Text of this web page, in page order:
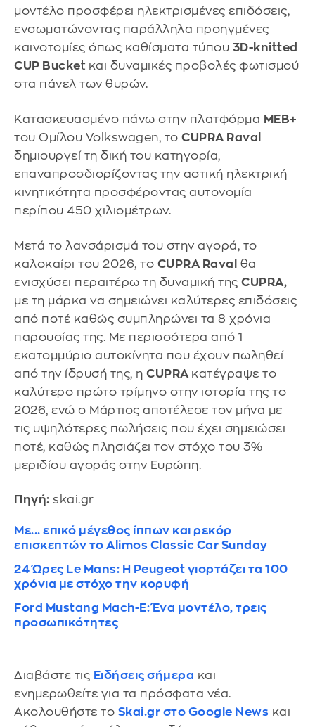
μοντέλο προσφέρει ηλεκτρισμένες επιδόσεις,
ενσωματώνοντας παράλληλα προηγμένες
καινοτομίες όπως καθίσματα τύπου 3D-knitted
CUP Bucket και δυναμικές προβολές φωτισμού
στα πάνελ των θυρών.
Κατασκευασμένο πάνω στην πλατφόρμα MEB+
του Ομίλου Volkswagen, το CUPRA Raval
δημιουργεί τη δική του κατηγορία,
επαναπροσδιορίζοντας την αστική ηλεκτρική
κινητικότητα προσφέροντας αυτονομία
περίπου 450 χιλιομέτρων.
Μετά το λανσάρισμά του στην αγορά, το
καλοκαίρι του 2026, το CUPRA Raval
θα
ενισχύσει περαιτέρω τη δυναμική της CUPRA,
με τη μάρκα να σημειώνει καλύτερες επιδόσεις
από ποτέ καθώς συμπληρώνει τα 8 χρόνια
παρουσίας της. Με περισσότερα από 1
εκατομμύριο αυτοκίνητα που έχουν πωληθεί
από την ίδρυσή της, η CUPRA κατέγραψε το
καλύτερο πρώτο τρίμηνο στην ιστορία της το
2026, ενώ ο Μάρτιος αποτέλεσε τον μήνα με
τις υψηλότερες πωλήσεις που έχει σημειώσει
ποτέ, καθώς πλησιάζει τον στόχο του 3%
μεριδίου αγοράς στην Ευρώπη.
Πηγή: skai.gr
Με... επικό μέγεθος ίππων και ρεκόρ
επισκεπτών το Alimos Classic Car Sunday
24 Ώρες Le Mans: Η Peugeot γιορτάζει τα 100
χρόνια με στόχο την κορυφή
Ford Mustang Mach-E: Ένα μοντέλο, τρεις
προσωπικότητες
Διαβάστε τις Ειδήσεις σήμερα και
ενημερωθείτε για τα πρόσφατα νέα.
Ακολουθήστε το Skai.gr στο Google News και